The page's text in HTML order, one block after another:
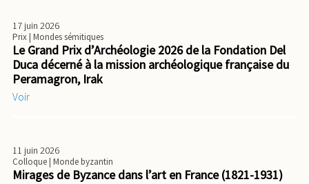
17 juin 2026
Prix| Mondes sémitiques
Le Grand Prix d’Archéologie 2026 de la Fondation Del
Duca décerné à la mission archéologique française du
Peramagron, Irak
Voir
11 juin 2026
Colloque| Monde byzantin
Mirages de Byzance dans l’art en France (1821-1931)